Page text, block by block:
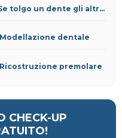
Se tolgo un dente gli altri si allargano
Modellazione dentale
Ricostruzione premolare
CHECK-UP